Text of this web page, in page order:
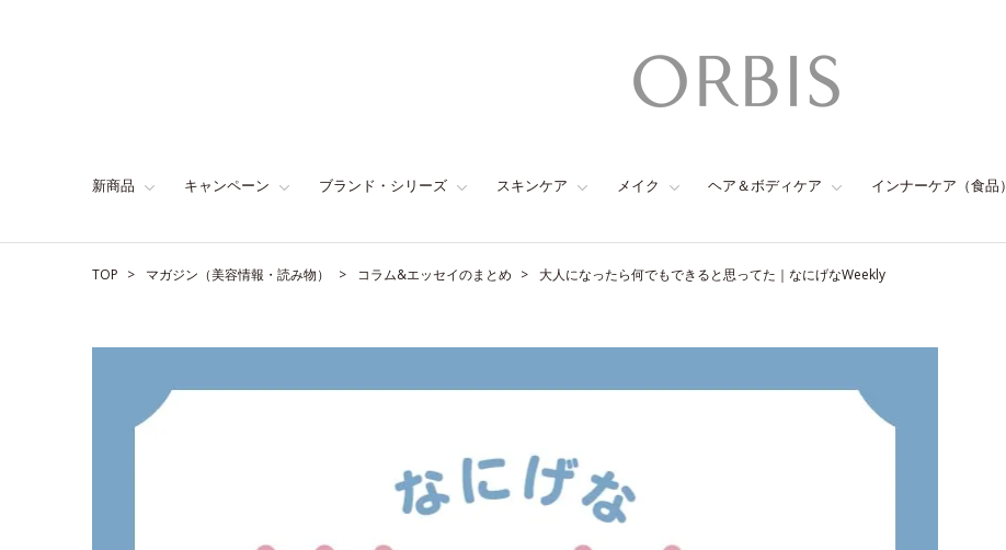
新商品 キャンペーン ブランド・シリーズ スキンケア メイク ヘア＆ボディケア インナーケア（食品）
TOP マガジン（美容情報・読み物） コラム&エッセイのまとめ 大人になったら何でもできると思ってた｜なにげなWeekly